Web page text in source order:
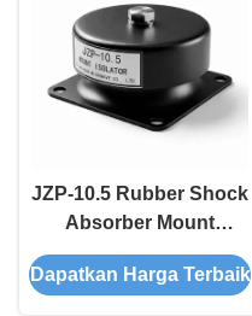
JZP-10.5 Rubber Shock
Absorber Mount
Optimized Dynamic-to-
Static Ratio Ozone
Dapatkan Harga Terbaik